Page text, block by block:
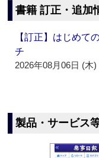
書籍 訂正・追加
【訂正】はじめ
チ
2026年08月06日 (木)
製品・サービス